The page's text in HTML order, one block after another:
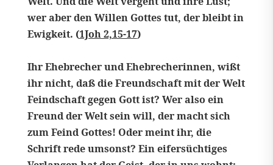
wer aber den Willen Gottes tut, der bleibt in
Ewigkeit. (1Joh 2,15-17)
Ihr Ehebrecher und Ehebrecherinnen, wißt
ihr nicht, daß die Freundschaft mit der Welt
Feindschaft gegen Gott ist? Wer also ein
Freund der Welt sein will, der macht sich
zum Feind Gottes! Oder meint ihr, die
Schrift rede umsonst? Ein eifersüchtiges